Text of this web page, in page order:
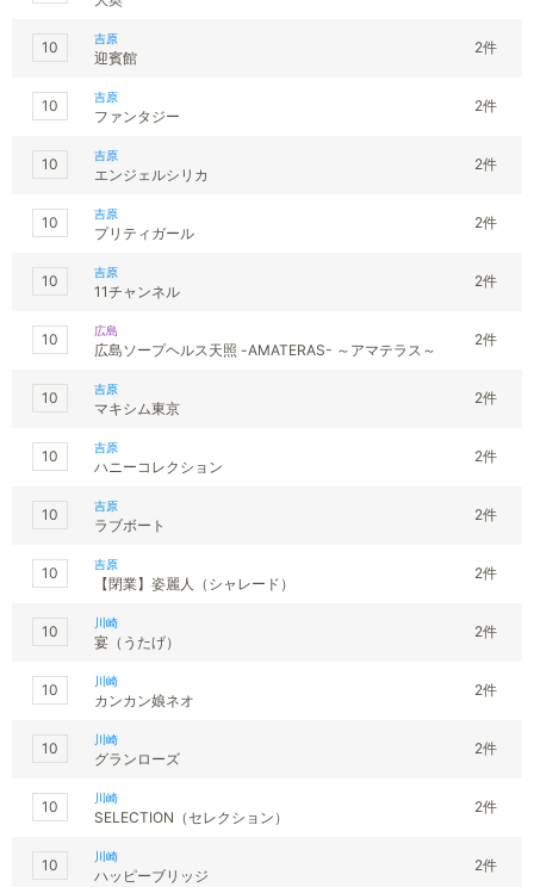
10 吉原
迎賓館
2件
10 吉原
ファンタジー
2件
10 吉原
エンジェルシリカ
2件
10 吉原
プリティガール
2件
10 吉原
11チャンネル
2件
10 広島
広島ソープヘルス天照 -AMATERAS- ～アマテラス～
2件
10 吉原
マキシム東京
2件
10 吉原
ハニーコレクション
2件
10 吉原
ラブボート
2件
10 吉原
【閉業】姿麗人（シャレード）
2件
10 川崎
宴（うたげ）
2件
10 川崎
カンカン娘ネオ
2件
10 川崎
グランローズ
2件
10 川崎
SELECTION（セレクション）
2件
10 川崎
ハッピーブリッジ
2件